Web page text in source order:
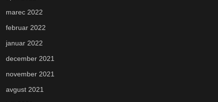
marec 2022
februar 2022
januar 2022
december 2021
november 2021
avgust 2021